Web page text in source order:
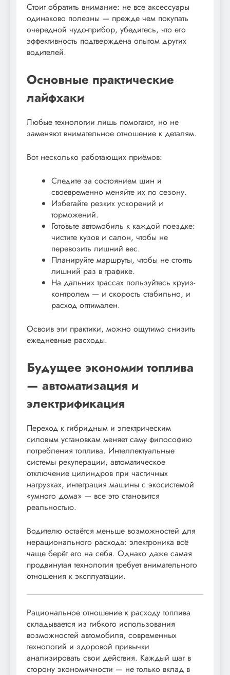
Стоит обратить внимание: не все аксессуары
одинаково полезны — прежде чем покупать
очередной чудо-прибор, убедитесь, что его
эффективность подтверждена опытом других
водителей.
Основные практические
лайфхаки
Любые технологии лишь помогают, но не
заменяют внимательное отношение к деталям.
Вот несколько работающих приёмов:
Следите за состоянием шин и
своевременно меняйте их по сезону.
Избегайте резких ускорений и
торможений.
Готовьте автомобиль к каждой поездке:
чистите кузов и салон, чтобы не
перевозить лишний вес.
Планируйте маршруты, чтобы не стоять
лишний раз в трафике.
На дальних трассах пользуйтесь круиз-
контролем — и скорость стабильно, и
расход оптимален.
Освоив эти практики, можно ощутимо снизить
ежедневные расходы.
Будущее экономии топлива
— автоматизация и
электрификация
Переход к гибридным и электрическим
силовым установкам меняет саму философию
потребления топлива. Интеллектуальные
системы рекуперации, автоматическое
отключение цилиндров при частичных
нагрузках, интеграция машины с экосистемой
«умного дома» — все это становится
реальностью.
Водителю остаётся меньше возможностей для
нерационального расхода: электроника всё
чаще берёт его на себя. Однако даже самая
продвинутая технология требует внимательного
отношения к эксплуатации.
Рациональное отношение к расходу топлива
складывается из гибкого использования
возможностей автомобиля, современных
технологий и здоровой привычки
анализировать свои действия. Каждый шаг в
сторону экономичности — не только вклад в